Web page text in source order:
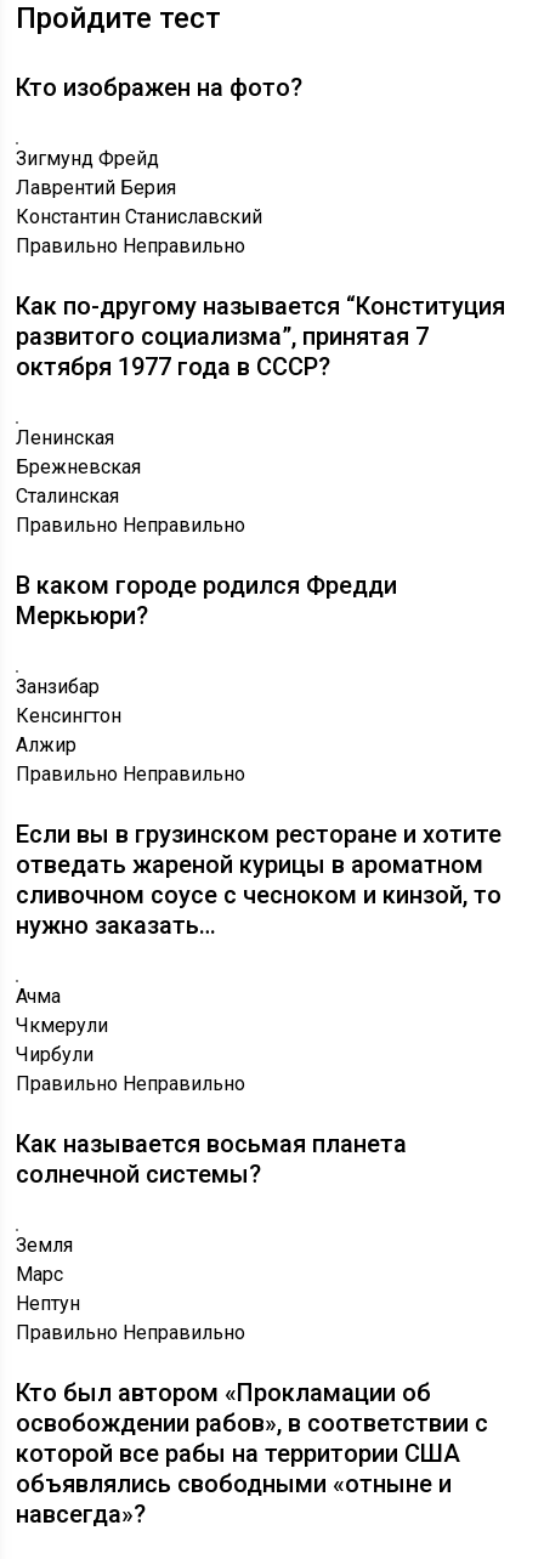
Пройдите тест
Кто изображен на фото?
Зигмунд Фрейд
Лаврентий Берия
Константин Станиславский
Правильно Неправильно
Как по-другому называется “Конституция
развитого социализма”, принятая 7
октября 1977 года в СССР?
Ленинская
Брежневская
Сталинская
Правильно Неправильно
В каком городе родился Фредди
Меркьюри?
Занзибар
Кенсингтон
Алжир
Правильно Неправильно
Если вы в грузинском ресторане и хотите
отведать жареной курицы в ароматном
сливочном соусе с чесноком и кинзой, то
нужно заказать…
Ачма
Чкмерули
Чирбули
Правильно Неправильно
Как называется восьмая планета
солнечной системы?
Земля
Марс
Нептун
Правильно Неправильно
Кто был автором «Прокламации об
освобождении рабов», в соответствии с
которой все рабы на территории США
объявлялись свободными «отныне и
навсегда»?